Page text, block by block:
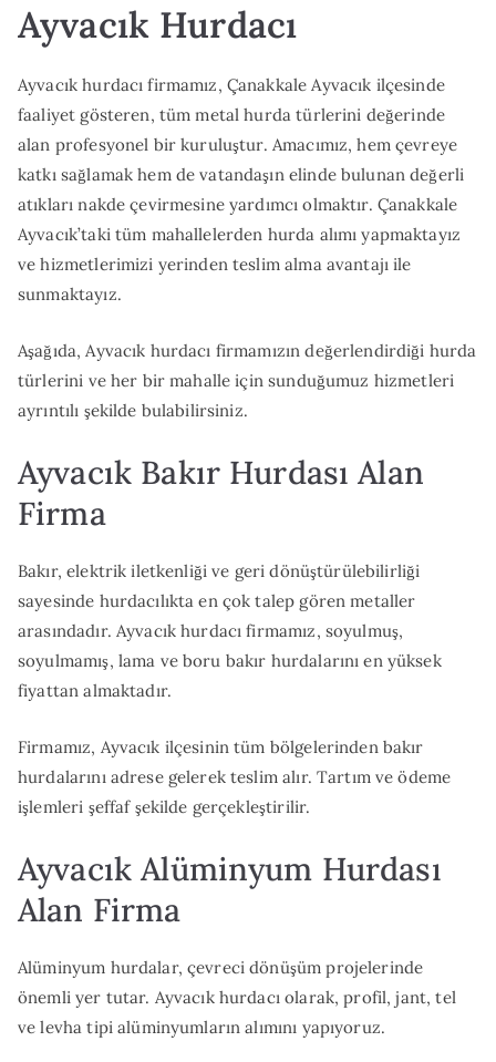
Ayvacık Hurdacı
Ayvacık hurdacı firmamız, Çanakkale Ayvacık ilçesinde
faaliyet gösteren, tüm metal hurda türlerini değerinde
alan profesyonel bir kuruluştur. Amacımız, hem çevreye
katkı sağlamak hem de vatandaşın elinde bulunan değerli
atıkları nakde çevirmesine yardımcı olmaktır. Çanakkale
Ayvacık’taki tüm mahallelerden hurda alımı yapmaktayız
ve hizmetlerimizi yerinden teslim alma avantajı ile
sunmaktayız.
Aşağıda, Ayvacık hurdacı firmamızın değerlendirdiği hurda
türlerini ve her bir mahalle için sunduğumuz hizmetleri
ayrıntılı şekilde bulabilirsiniz.
Ayvacık Bakır Hurdası Alan
Firma
Bakır, elektrik iletkenliği ve geri dönüştürülebilirliği
sayesinde hurdacılıkta en çok talep gören metaller
arasındadır. Ayvacık hurdacı firmamız, soyulmuş,
soyulmamış, lama ve boru bakır hurdalarını en yüksek
fiyattan almaktadır.
Firmamız, Ayvacık ilçesinin tüm bölgelerinden bakır
hurdalarını adrese gelerek teslim alır. Tartım ve ödeme
işlemleri şeffaf şekilde gerçekleştirilir.
Ayvacık Alüminyum Hurdası
Alan Firma
Alüminyum hurdalar, çevreci dönüşüm projelerinde
önemli yer tutar. Ayvacık hurdacı olarak, profil, jant, tel
ve levha tipi alüminyumların alımını yapıyoruz.